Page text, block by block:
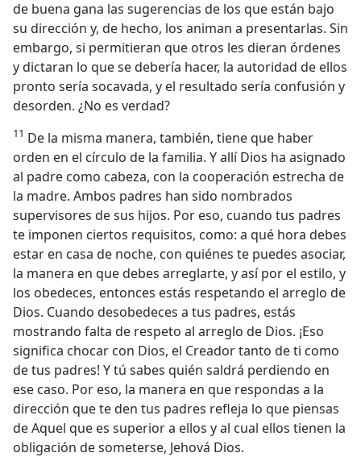
de buena gana las sugerencias de los que están bajo
su dirección y, de hecho, los animan a presentarlas. Sin
embargo, si permitieran que otros les dieran órdenes
y dictaran lo que se debería hacer, la autoridad de ellos
pronto sería socavada, y el resultado sería confusión y
desorden. ¿No es verdad?
11 De la misma manera, también, tiene que haber
orden en el círculo de la familia. Y allí Dios ha asignado
al padre como cabeza, con la cooperación estrecha de
la madre. Ambos padres han sido nombrados
supervisores de sus hijos. Por eso, cuando tus padres
te imponen ciertos requisitos, como: a qué hora debes
estar en casa de noche, con quiénes te puedes asociar,
la manera en que debes arreglarte, y así por el estilo, y
los obedeces, entonces estás respetando el arreglo de
Dios. Cuando desobedeces a tus padres, estás
mostrando falta de respeto al arreglo de Dios. ¡Eso
significa chocar con Dios, el Creador tanto de ti como
de tus padres! Y tú sabes quién saldrá perdiendo en
ese caso. Por eso, la manera en que respondas a la
dirección que te den tus padres refleja lo que piensas
de Aquel que es superior a ellos y al cual ellos tienen la
obligación de someterse, Jehová Dios.